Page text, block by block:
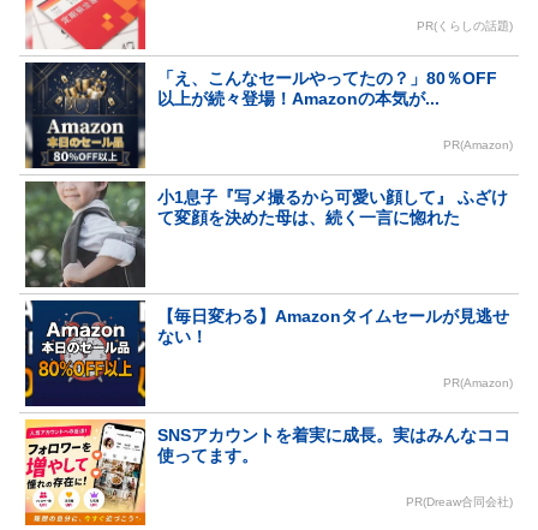
PR(くらしの話題)
「え、こんなセールやってたの？」80％OFF
以上が続々登場！Amazonの本気が...
PR(Amazon)
小1息子『写メ撮るから可愛い顔して』 ふざけ
て変顔を決めた母は、続く一言に惚れた
【毎日変わる】Amazonタイムセールが見逃せ
ない！
PR(Amazon)
SNSアカウントを着実に成長。実はみんなココ
使ってます。
PR(Dreaw合同会社)